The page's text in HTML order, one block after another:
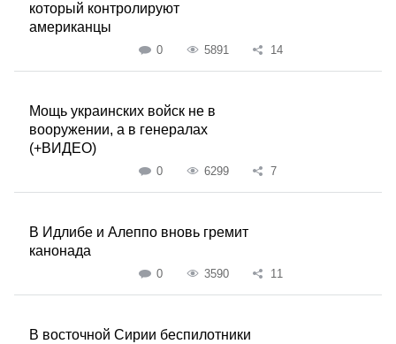
который контролируют
американцы
0 5891 14
Мощь украинских войск не в
вооружении, а в генералах
(+ВИДЕО)
0 6299 7
В Идлибе и Алеппо вновь гремит
канонада
0 3590 11
В восточной Сирии беспилотники